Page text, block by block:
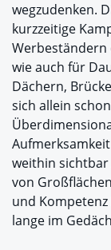
wegzudenken.
kurzzeitige
Werbeständern
wie auch für
Dächern,
sich allein
weithin sichtbar
von
und
lange im